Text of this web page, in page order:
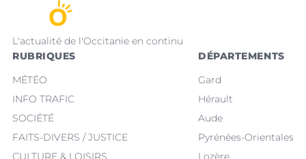
L'actualité de l'Occitanie en continu
RUBRIQUES
MÉTÉO
INFO TRAFIC
SOCIÉTÉ
FAITS-DIVERS / JUSTICE
CULTURE & LOISIRS
DÉPARTEMENTS
Gard
Hérault
Aude
Pyrénées-Orientales
Lozère